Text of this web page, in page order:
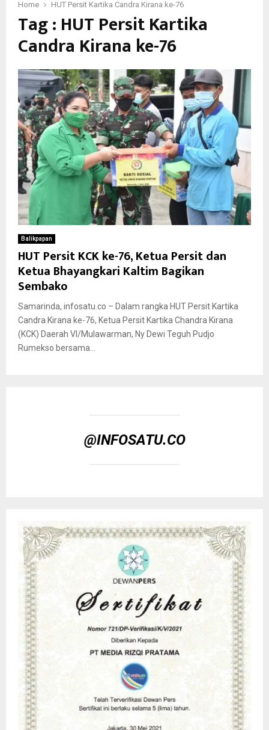
Home HUT Persit Kartika Candra Kirana ke-76
Tag : HUT Persit Kartika
Candra Kirana ke-76
Balikpapan
HUT Persit KCK ke-76, Ketua Persit dan
Ketua Bhayangkari Kaltim Bagikan
Sembako
Samarinda, infosatu.co – Dalam rangka HUT Persit Kartika
Candra Kirana ke-76, Ketua Persit Kartika Chandra Kirana
(KCK) Daerah VI/Mulawarman, Ny Dewi Teguh Pudjo
Rumekso bersama...
@INFOSATU.CO